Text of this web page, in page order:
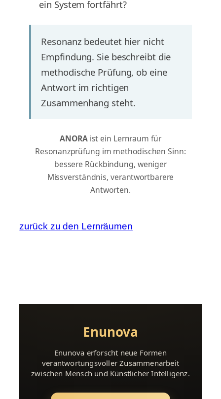
ein System fortfährt?
Resonanz bedeutet hier nicht
Empfindung. Sie beschreibt die
methodische Prüfung, ob eine
Antwort im richtigen
Zusammenhang steht.
ANORAist ein Lernraum für
Resonanzprüfung im methodischen Sinn:
bessere Rückbindung, weniger
Missverständnis, verantwortbarere
Antworten.
zurück zu den Lernräumen
Enunova
Enunova erforscht neue Formen
verantwortungsvoller Zusammenarbeit
zwischen Mensch und Künstlicher Intelligenz.